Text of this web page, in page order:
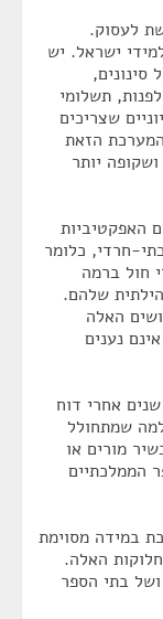
לעסוק.
דתי, החמ"ד, מכיל 15% מתלמידי ישראל. יש
סינונים,
תשלומי
שצריכים
הזאת
יותר
האפקטיביות
חרדי, כלומר
חול ברמה
שלהם.
האלה
נענים
ולבסוף, לימודי יהדות בחינוך הממלכתי. 20 שנים אחרי דוח
שמתחולל
מורים או
הממלכתיים
במידה מסוימת
האלה.
בתי הספר